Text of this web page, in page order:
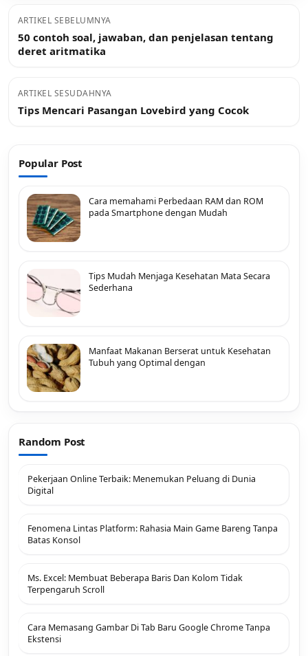
ARTIKEL SEBELUMNYA
50 contoh soal, jawaban, dan penjelasan tentang
deret aritmatika
ARTIKEL SESUDAHNYA
Tips Mencari Pasangan Lovebird yang Cocok
Popular Post
Cara memahami Perbedaan RAM dan ROM
pada Smartphone dengan Mudah
Tips Mudah Menjaga Kesehatan Mata Secara
Sederhana
Manfaat Makanan Berserat untuk Kesehatan
Tubuh yang Optimal dengan
Random Post
Pekerjaan Online Terbaik: Menemukan Peluang di Dunia
Digital
Fenomena Lintas Platform: Rahasia Main Game Bareng Tanpa
Batas Konsol
Ms. Excel: Membuat Beberapa Baris Dan Kolom Tidak
Terpengaruh Scroll
Cara Memasang Gambar Di Tab Baru Google Chrome Tanpa
Ekstensi